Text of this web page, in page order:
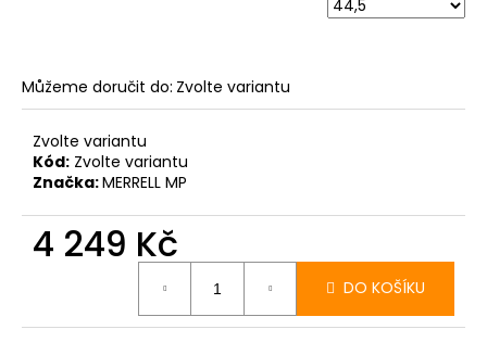
Můžeme doručit do: Zvolte variantu
Zvolte variantu
Kód: Zvolte variantu
Značka:MERRELL MP
4 249 Kč
DO KOŠÍKU